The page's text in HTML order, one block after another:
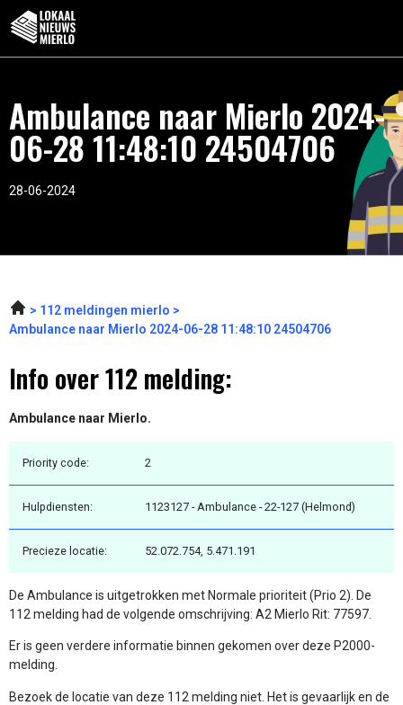
Ambulance naar Mierlo 2024-
06-28 11:48:10 24504706
28-06-2024
112 meldingen mierlo
Ambulance naar Mierlo 2024-06-28 11:48:10 24504706
Info over 112 melding:
Ambulance naar Mierlo.
Priority code: 2
Hulpdiensten: 1123127 - Ambulance - 22-127 (Helmond)
Precieze locatie: 52.072.754, 5.471.191
De Ambulance is uitgetrokken met Normale prioriteit (Prio 2). De
112 melding had de volgende omschrijving: A2 Mierlo Rit: 77597.
Er is geen verdere informatie binnen gekomen over deze P2000-
melding.
Bezoek de locatie van deze 112 melding niet. Het is gevaarlijk en de